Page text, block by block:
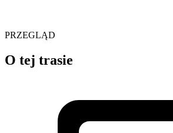
PRZEGLĄD
O tej trasie